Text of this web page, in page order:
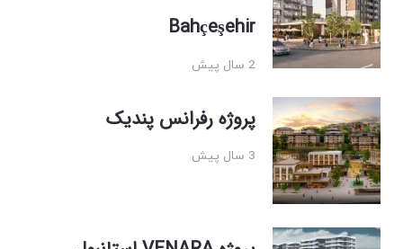
Bahçeşehir
2 سال پیش
پروژه رفرانس پندیک
3 سال پیش